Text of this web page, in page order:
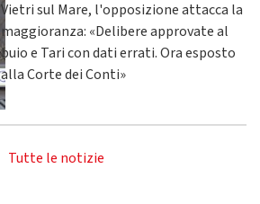
Vietri sul Mare, l'opposizione attacca la
maggioranza: «Delibere approvate al
buio e Tari con dati errati. Ora esposto
alla Corte dei Conti»
Tutte le notizie